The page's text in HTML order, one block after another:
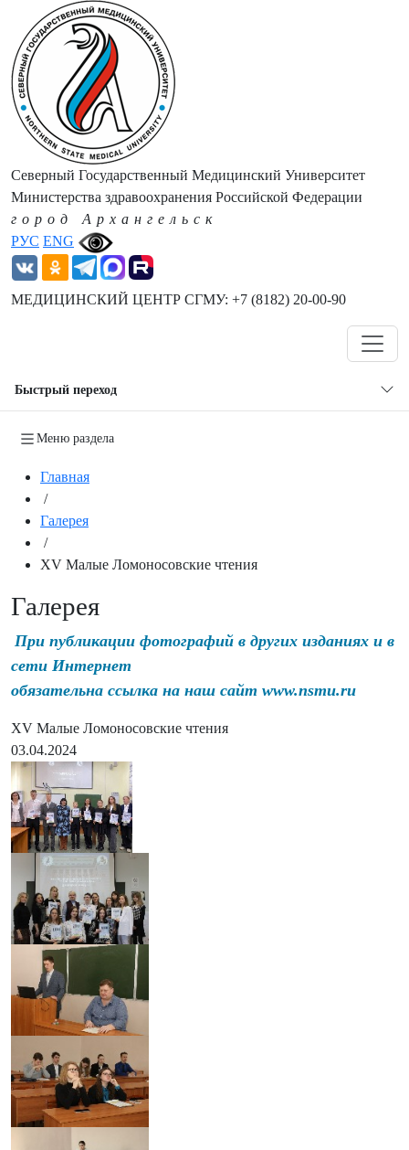
РУС ENG
Северный Государственный Медицинский Университет
Министерства здравоохранения Российской Федерации
город Архангельск
МЕДИЦИНСКИЙ ЦЕНТР СГМУ: +7 (8182) 20-00-90
Быстрый переход
Меню раздела
Главная
/
Галерея
/
XV Малые Ломоносовские чтения
Галерея
При публикации фотографий в других изданиях и в
сети Интернет
обязательна ссылка на наш сайт www.nsmu.ru
XV Малые Ломоносовские чтения
03.04.2024